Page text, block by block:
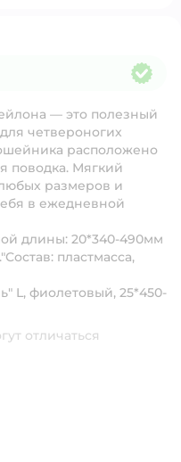
— это полезный
четвероногих
расположено
поводка. Мягкий
размеров и
в ежедневной
длины: 20*340-490мм
пластмасса,
L, фиолетовый, 25*450-
отличаться